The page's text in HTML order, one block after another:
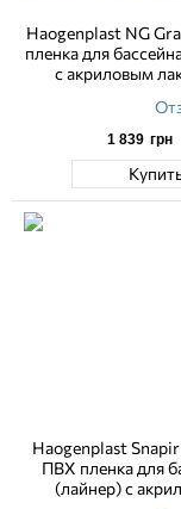
Haogenplast NG
пленка для
с акриловым
1 839 грн
Haogenplast
ПВХ пленка для
(лайнер) с